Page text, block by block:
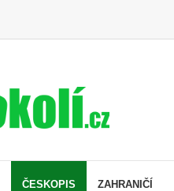
ČESKOPIS ZAHRANIČÍ